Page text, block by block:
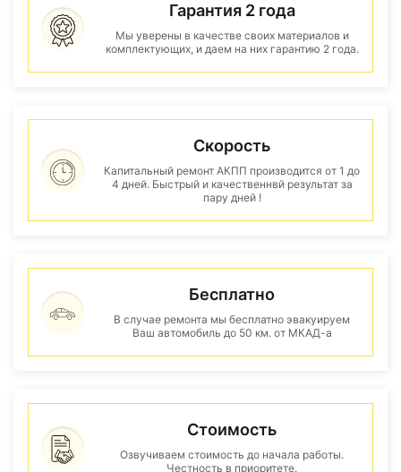
Гарантия 2 года
Мы уверены в качестве своих материалов и
комплектующих, и даем на них гарантию 2 года.
Скорость
Капитальный ремонт АКПП производится от 1 до
4 дней. Быстрый и качественнвй результат за
пару дней !
Бесплатно
В случае ремонта мы бесплатно эвакуируем
Ваш автомобиль до 50 км. от МКАД-а
Стоимость
Озвучиваем стоимость до начала работы.
Честность в приоритете.